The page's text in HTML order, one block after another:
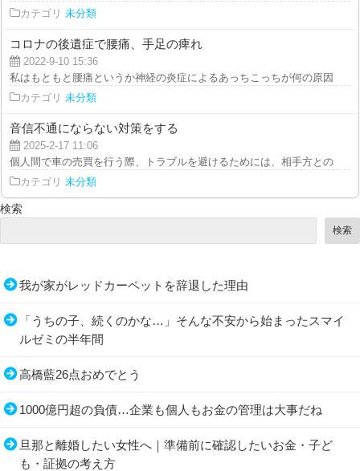
カテゴリ 未分類
コロナの後遺症で腰痛、手足の痺れ
2022-9-10 15:36
私はもともと腰痛というか神経の炎症によるあっちこっちが何の原因もな
カテゴリ 未分類
音信不通にならない対策をする
2025-2-17 11:06
個人間で車の売買を行う際、トラブルを避けるためには、相手方との連絡
カテゴリ 未分類
検索
検索
我が家がレッドカーペットを辞退した理由
「うちの子、続くのかな…」そんな不安から始まったスマイ
ルゼミの半年間
高橋藍26点おめでとう
1000億円超の負債…企業も個人もお金の管理は大事だね
旦那と離婚したい女性へ｜準備前に確認したいお金・子ど
も・証拠の考え方